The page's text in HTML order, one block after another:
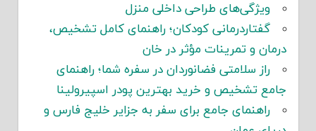
ویژگی‌های طراحی داخلی منزل
گفتاردرمانی کودکان؛ راهنمای کامل تشخیص،
درمان و تمرینات مؤثر در خان
راز سلامتی فضانوردان در سفره شما؛ راهنمای
جامع تشخیص و خرید بهترین پودر اسپیرولینا
راهنمای جامع برای سفر به جزایر خلیج فارس و